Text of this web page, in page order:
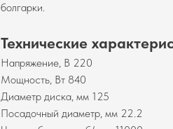
болгарки.
Технические
Напряжение, В 220
Мощность, Вт 840
Диаметр диска, мм 125
Посадочный диаметр, мм 22.2